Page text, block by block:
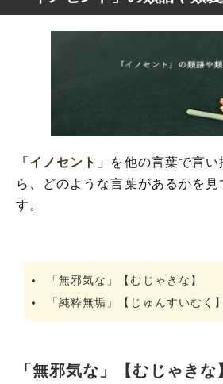
「イノセント」 を他の言葉で言い
ら、どのような言葉があるかを見
す。
「無邪気な」【むじゃきな】
「純粋無垢」【じゅんすいむく】
「無邪気な」【むじゃきな